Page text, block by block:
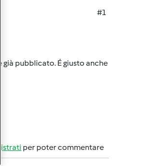
#1
pubblicato. É giusto anche
per poter commentare